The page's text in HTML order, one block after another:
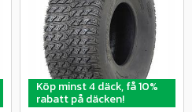
Köp minst 4 däck, få 10%
rabatt på däcken!